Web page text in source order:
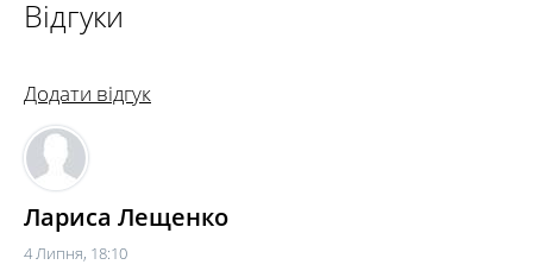
Відгуки
Додати відгук
Лариса Лещенко
4 Липня, 18:10